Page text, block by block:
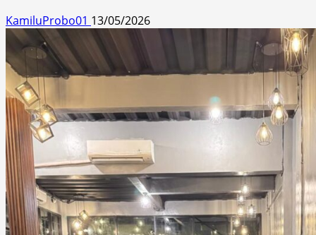
KamiluProbo01 13/05/2026